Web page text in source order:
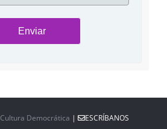
Cultura Democrática | ESCRÍBANOS